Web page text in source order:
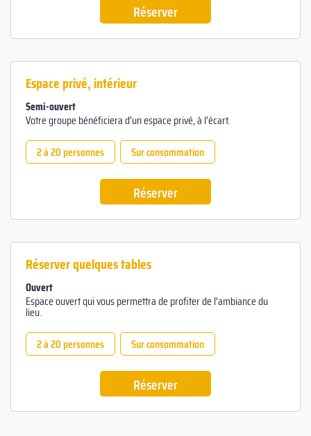
Réserver
Espace privé, intérieur
Semi-ouvert
Votre groupe bénéficiera d'un espace privé, à l'écart.
2 à 20 personnes
Sur consommation
Réserver
Réserver quelques tables
Ouvert
Espace ouvert qui vous permettra de profiter de l'ambiance du
lieu.
2 à 20 personnes
Sur consommation
Réserver